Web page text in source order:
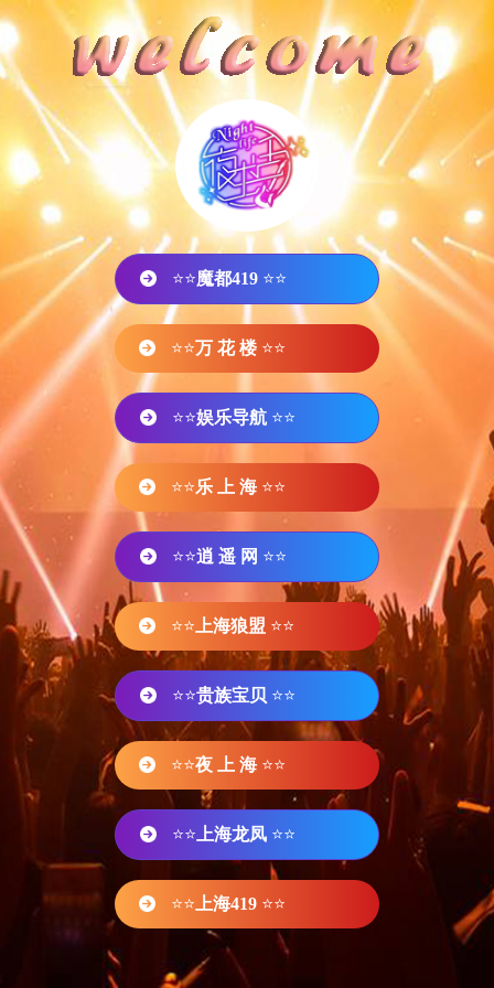
⭐⭐魔都419 ⭐⭐
⭐⭐万 花 楼 ⭐⭐
⭐⭐娱乐导航 ⭐⭐
⭐⭐乐 上 海 ⭐⭐
⭐⭐逍 遥 网 ⭐⭐
⭐⭐ 上海狼盟 ⭐⭐
⭐⭐贵族宝贝 ⭐⭐
⭐⭐夜 上 海 ⭐⭐
⭐⭐ 上海龙凤 ⭐⭐
⭐⭐ 上海419 ⭐⭐